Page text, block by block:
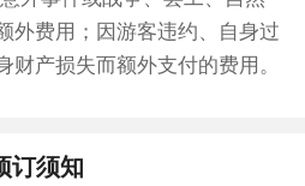
餐：已含
晚餐：敬请自理
外费用；因游客违约、自身过
产损失而额外支付的费用。
订须知